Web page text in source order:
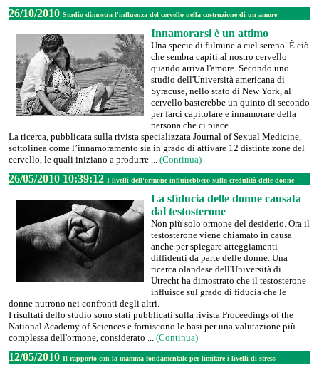
26/10/2010 Studio dimostra l'influenza del cervello nella costruzione di un amore
Innamorarsi è un attimo
Una specie di fulmine a ciel sereno. È ciò
che sembra capiti al nostro cervello
quando arriva l'amore. Secondo uno
studio dell'Università americana di
Syracuse, nello stato di New York, al
cervello basterebbe un quinto di secondo
per farci capitolare e innamorare della
persona che ci piace.
La ricerca, pubblicata sulla rivista specializzata Journal of Sexual Medicine,
sottolinea come l’innamoramento sia in grado di attivare 12 distinte zone del
cervello, le quali iniziano a produrre ... (Continua)
26/05/2010 10:39:12 I livelli dell'ormone influirebbero sulla credulità delle donne
La sfiducia delle donne causata
dal testosterone
Non più solo ormone del desiderio. Ora il
testosterone viene chiamato in causa
anche per spiegare atteggiamenti
diffidenti da parte delle donne. Una
ricerca olandese dell'Università di
Utrecht ha dimostrato che il testosterone
influisce sul grado di fiducia che le
donne nutrono nei confronti degli altri.
I risultati dello studio sono stati pubblicati sulla rivista Proceedings of the
National Academy of Sciences e forniscono le basi per una valutazione più
complessa dell'ormone, considerato ... (Continua)
12/05/2010 Il rapporto con la mamma fondamentale per limitare i livelli di stress